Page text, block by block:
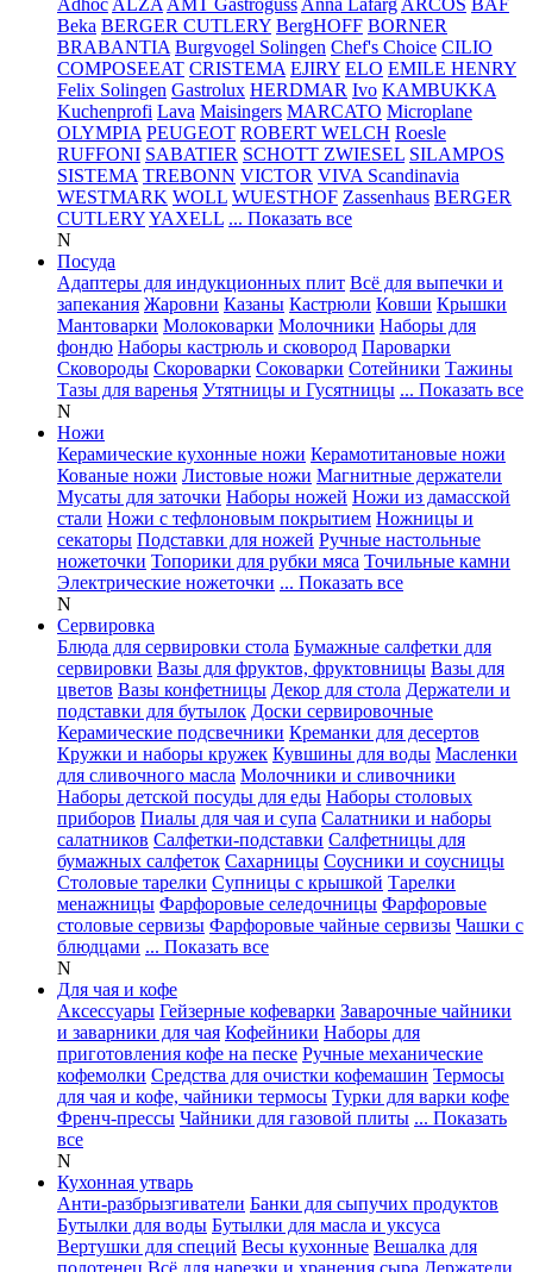
Adhoc ALZA AMT Gastroguss Anna Lafarg ARCOS BAF
Beka BERGER CUTLERY BergHOFF BORNER
BRABANTIA Burgvogel Solingen Chef's Choice CILIO
COMPOSEEAT CRISTEMA EJIRY ELO EMILE HENRY
Felix Solingen Gastrolux HERDMAR Ivo KAMBUKKA
Kuchenprofi Lava Maisingers MARCATO Microplane
OLYMPIA PEUGEOT ROBERT WELCH Roesle
RUFFONI SABATIER SCHOTT ZWIESEL SILAMPOS
SISTEMA TREBONN VICTOR VIVA Scandinavia
WESTMARK WOLL WUESTHOF Zassenhaus BERGER
CUTLERYYAXELL ... Показать все
N
Посуда
Адаптеры для индукционных плит Всё для выпечки и
запекания Жаровни Казаны Кастрюли Ковши Крышки
Мантоварки Молоковарки Молочники Наборы для
фондю Наборы кастрюль и сковород Пароварки
Сковороды Скороварки Соковарки Сотейники Тажины
Тазы для варенья Утятницы и Гусятницы ... Показать все
N
Ножи
Керамические кухонные ножи Керамотитановые ножи
Кованые ножи Листовые ножи Магнитные держатели
Мусаты для заточки Наборы ножей Ножи из дамасской
стали Ножи с тефлоновым покрытием Ножницы и
секаторы Подставки для ножей Ручные настольные
ножеточки Топорики для рубки мяса Точильные камни
Электрические ножеточки ... Показать все
N
Сервировка
Блюда для сервировки стола Бумажные салфетки для
сервировки Вазы для фруктов, фруктовницы Вазы для
цветов Вазы конфетницы Декор для стола Держатели и
подставки для бутылок Доски сервировочные
Керамические подсвечники Креманки для десертов
Кружки и наборы кружек Кувшины для воды Масленки
для сливочного масла Молочники и сливочники
Наборы детской посуды для еды Наборы столовых
приборов Пиалы для чая и супа Салатники и наборы
салатников Салфетки-подставки Салфетницы для
бумажных салфеток Сахарницы Соусники и соусницы
Столовые тарелки Супницы с крышкой Тарелки
менажницы Фарфоровые селедочницы Фарфоровые
столовые сервизы Фарфоровые чайные сервизы Чашки с
блюдцами ... Показать все
N
Для чая и кофе
Аксессуары Гейзерные кофеварки Заварочные чайники
и заварники для чая Кофейники Наборы для
приготовления кофе на песке Ручные механические
кофемолки Средства для очистки кофемашин Термосы
для чая и кофе, чайники термосы Турки для варки кофе
Френч-прессы Чайники для газовой плиты ... Показать
все
N
Кухонная утварь
Анти-разбрызгиватели Банки для сыпучих продуктов
Бутылки для воды Бутылки для масла и уксуса
Вертушки для специй Весы кухонные Вешалка для
полотенец Всё для нарезки и хранения сыра Держатели